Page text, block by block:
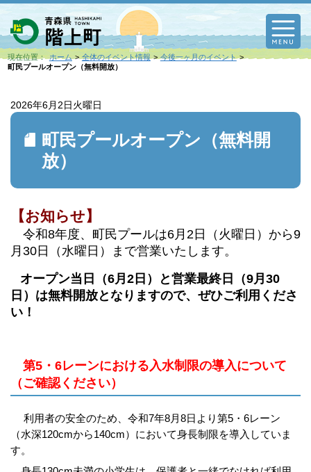
現在位置： ホーム 全体のイベント情報
今後一ヶ月のイベント
町民プールオープン（無料開放）
2026年6月2日火曜日
町民プールオープン（無料開
放）
【お知らせ】
令和8年度、町民プールは6月2日（火曜日）から9
月30日（水曜日）まで営業いたします。
オープン当日（6月2日）と営業最終日（9月30
日）は無料開放となりますので、ぜひご利用くださ
い！
第5・6レーンにおける入水制限の導入について
（ご確認ください）
利用者の安全のため、令和7年8月8日より第5・6レーン
（水深120cmから140cm）において身長制限を導入していま
す。